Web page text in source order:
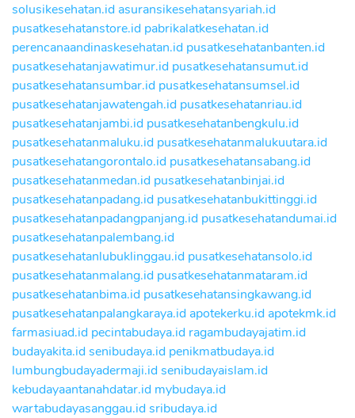
solusikesehatan.id asuransikesehatansyariah.id
pusatkesehatanstore.id pabrikalatkesehatan.id
perencanaandinaskesehatan.id pusatkesehatanbanten.id
pusatkesehatanjawatimur.id pusatkesehatansumut.id
pusatkesehatansumbar.id pusatkesehatansumsel.id
pusatkesehatanjawatengah.id pusatkesehatanriau.id
pusatkesehatanjambi.id pusatkesehatanbengkulu.id
pusatkesehatanmaluku.id pusatkesehatanmalukuutara.id
pusatkesehatangorontalo.id pusatkesehatansabang.id
pusatkesehatanmedan.id pusatkesehatanbinjai.id
pusatkesehatanpadang.id pusatkesehatanbukittinggi.id
pusatkesehatanpadangpanjang.id pusatkesehatandumai.id
pusatkesehatanpalembang.id
pusatkesehatanlubuklinggau.id pusatkesehatansolo.id
pusatkesehatanmalang.id pusatkesehatanmataram.id
pusatkesehatanbima.id pusatkesehatansingkawang.id
pusatkesehatanpalangkaraya.id apotekerku.id apotekmk.id
farmasiuad.id pecintabudaya.id ragambudayajatim.id
budayakita.idsenibudaya.id penikmatbudaya.id
lumbungbudayadermaji.idsenibudayaislam.id
kebudayaantanahdatar.id mybudaya.id
wartabudayasanggau.idsribudaya.id